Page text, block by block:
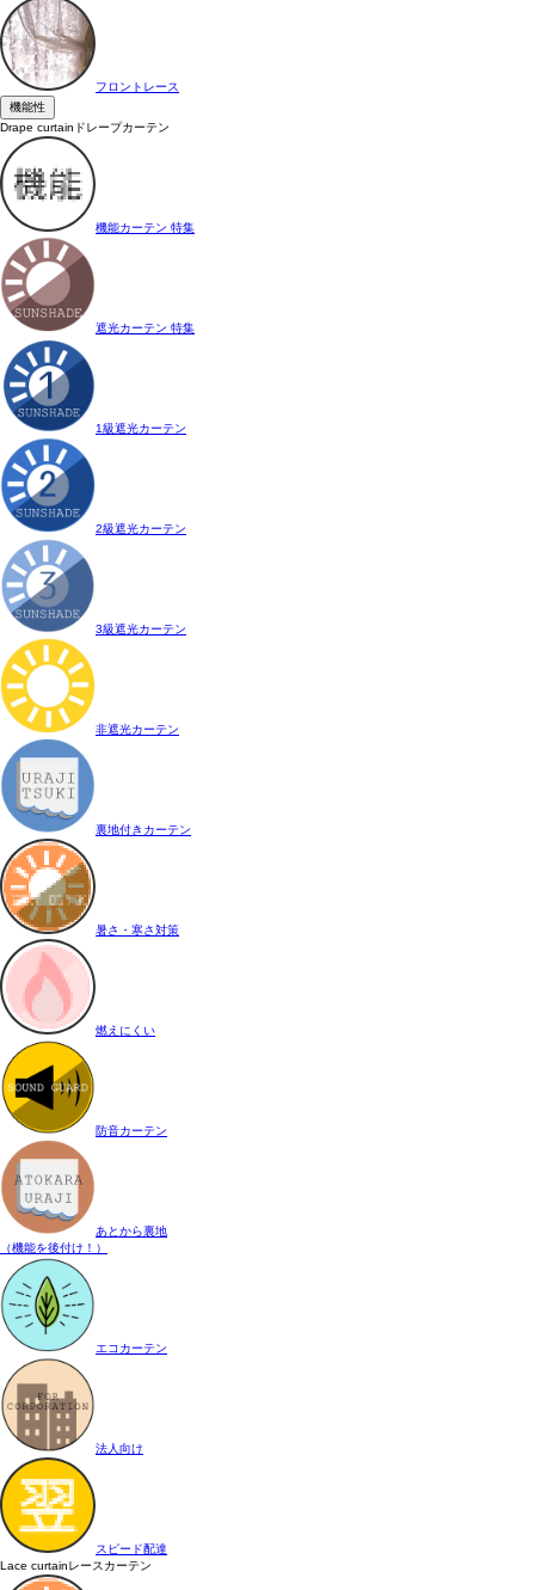
フロントレース
機能性
Drape curtain ドレープカーテン
機能カーテン 特集
遮光カーテン 特集
1級遮光カーテン
2級遮光カーテン
3級遮光カーテン
非遮光カーテン
裏地付きカーテン
暑さ・寒さ対策
燃えにくい
防音カーテン
あとから裏地
（機能を後付け！）
エコカーテン
法人向け
スピード配達
Lace curtainレースカーテン